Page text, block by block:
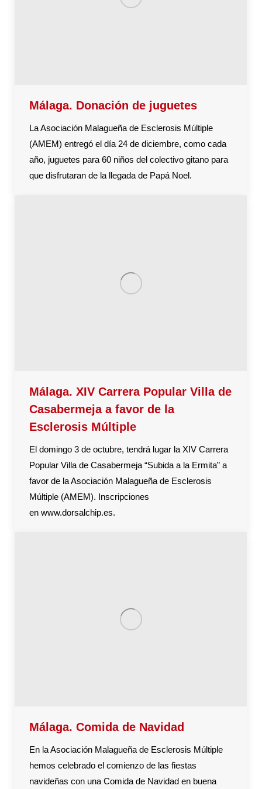
Málaga. Donación de juguetes
La Asociación Malagueña de Esclerosis Múltiple
(AMEM) entregó el día 24 de diciembre, como cada
año, juguetes para 60 niños del colectivo gitano para
que disfrutaran de la llegada de Papá Noel.
Málaga. XIV Carrera Popular Villa de
Casabermeja a favor de la
Esclerosis Múltiple
El domingo 3 de octubre, tendrá lugar la XIV Carrera
Popular Villa de Casabermeja “Subida a la Ermita” a
favor de la Asociación Malagueña de Esclerosis
Múltiple (AMEM). Inscripciones
en www.dorsalchip.es.
Málaga. Comida de Navidad
En la Asociación Malagueña de Esclerosis Múltiple
hemos celebrado el comienzo de las fiestas
navideñas con una Comida de Navidad en buena